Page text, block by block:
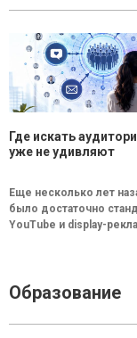
Где искать
уже не удивляют
Еще несколько лет
было достаточно
YouTube и display-
Образование